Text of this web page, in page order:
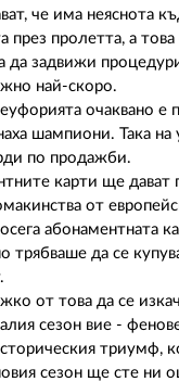
че има неяснота
през пролетта, а това
да задвижи
най-скоро.
очаквано е
шампиони. Така на
по продажби.
карти ще дават
от
абонаментната
трябваше да се
от това да се
сезон вие -
триумф,
сезон ще сте ни